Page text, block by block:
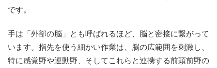
です。
手は「外部の脳」とも呼ばれるほど、脳と密接に繋がって
います。指先を使う細かい作業は、脳の広範囲を刺激し、
特に感覚野や運動野、そしてこれらと連携する前頭前野の